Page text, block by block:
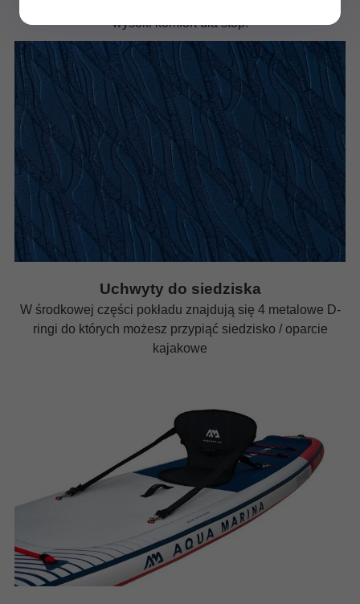
wysoki komfort dla stóp.
Uchwyty do siedziska
W środkowej części pokładu znajdują się 4 metalowe D-
ringi do których możesz przypiąć siedzisko / oparcie
kajakowe